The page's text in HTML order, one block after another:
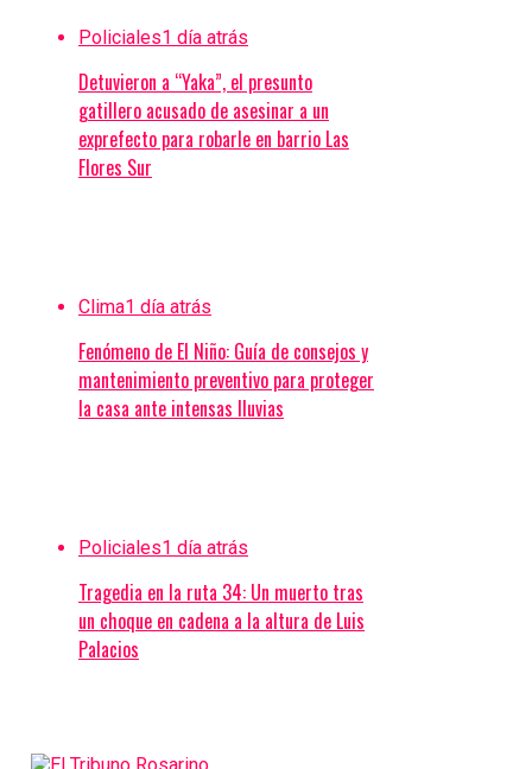
Policiales1 día atrás
Detuvieron a “Yaka”, el presunto
gatillero acusado de asesinar a un
exprefecto para robarle en barrio Las
Flores Sur
Clima1 día atrás
Fenómeno de El Niño: Guía de consejos y
mantenimiento preventivo para proteger
la casa ante intensas lluvias
Policiales1 día atrás
Tragedia en la ruta 34: Un muerto tras
un choque en cadena a la altura de Luis
Palacios